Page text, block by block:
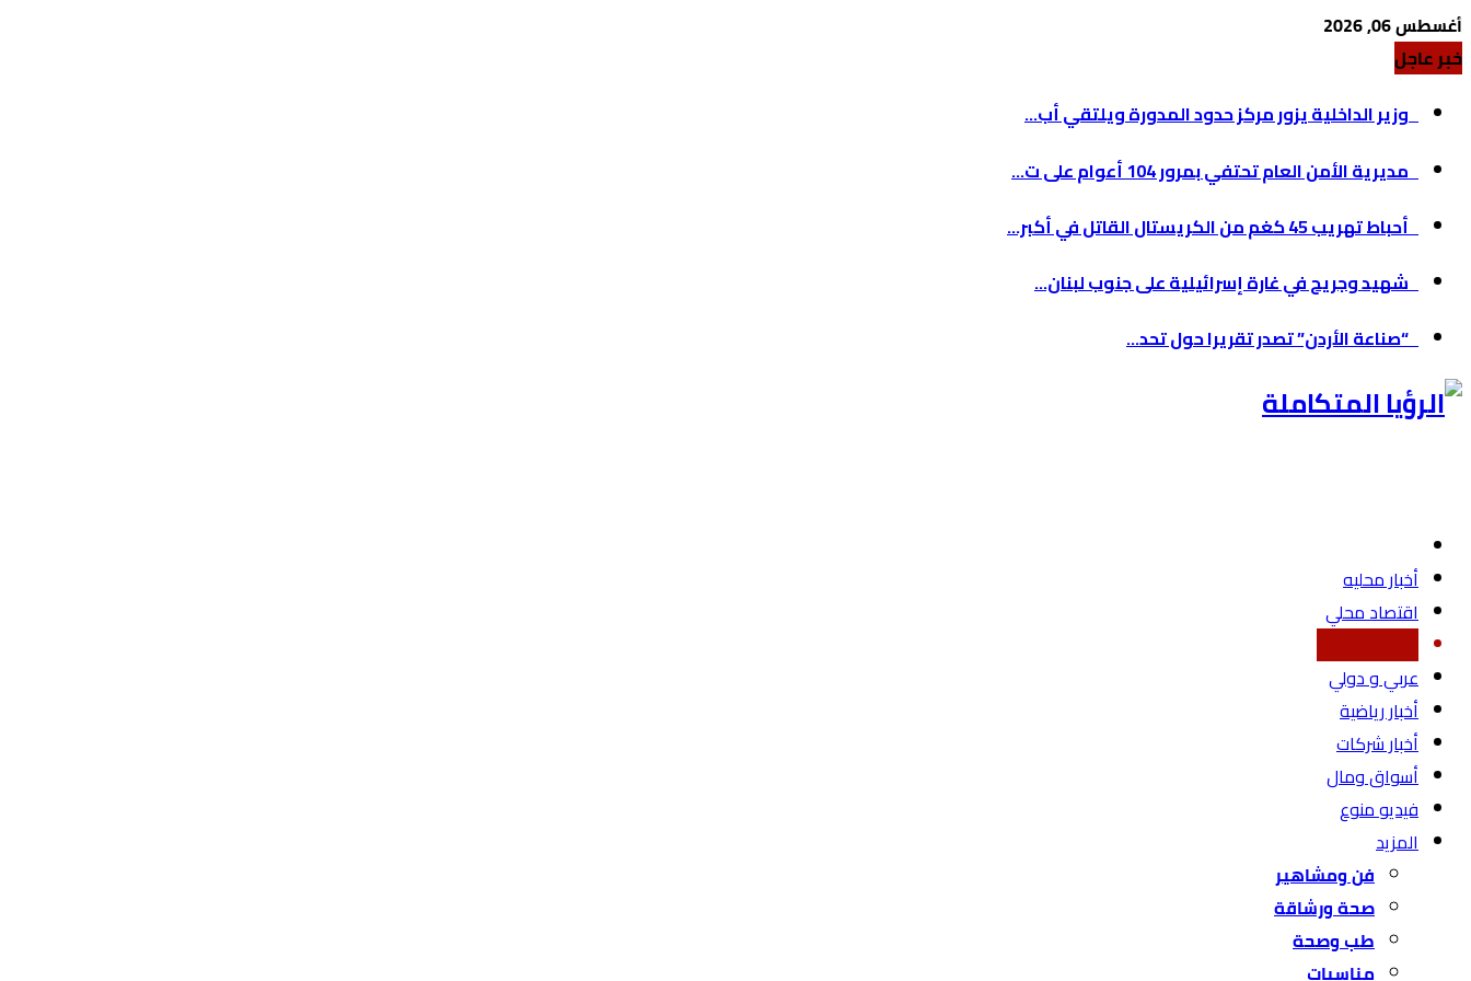
أغسطس 06, 2026
خبر عاجل
وزير الداخلية يزور مركز حدود المدورة ويلتقي أب...
مديرية الأمن العام تحتفي بمرور 104 أعوام على ت...
أحباط تهريب 45 كغم من الكريستال القاتل في أكبر...
شهيد وجريح في غارة إسرائيلية على جنوب لبنان...
“صناعة الأردن” تصدر تقريرا حول تحد...
أخبار محليه
اقتصاد محلي
عربي و دولي
أخبار رياضية
أخبار شركات
أسواق ومال
فيديو منوع
المزيد
فن ومشاهير
صحة ورشاقة
طب وصحة
مناسبات